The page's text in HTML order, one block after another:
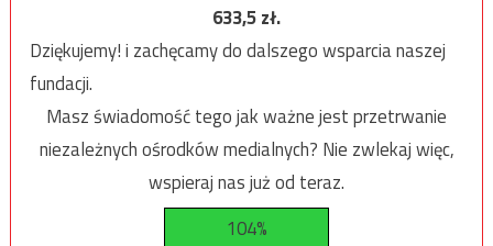
633,5zł.
Dziękujemy! i zachęcamy do dalszego wsparcia naszej
fundacji.
Masz świadomość tego jak ważne jest przetrwanie
niezależnych ośrodków medialnych? Nie zwlekaj więc,
wspieraj nas już od teraz.
104%